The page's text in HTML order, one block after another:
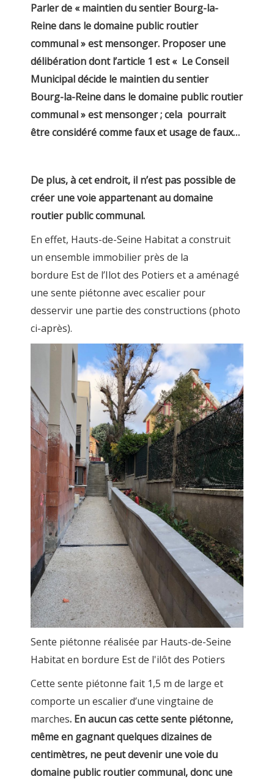
Parler de « maintien du sentier Bourg-la-
Reine dans le domaine public routier
communal » est mensonger. Proposer une
délibération dont l’article 1 est « Le Conseil
Municipal décide le maintien du sentier
Bourg-la-Reine dans le domaine public routier
communal » est mensonger ; cela pourrait
être considéré comme faux et usage de faux…
De plus, à cet endroit, il n’est pas possible de
créer une voie appartenant au domaine
routier public communal.
En effet, Hauts-de-Seine Habitat a construit
un ensemble immobilier près de la
bordure Est de l’Ilot des Potiers et a aménagé
une sente piétonne avec escalier pour
desservir une partie des constructions (photo
ci-après).
Sente piétonne réalisée par Hauts-de-Seine
Habitat en bordure Est de l'ilôt des Potiers
Cette sente piétonne fait 1,5 m de large et
comporte un escalier d’une vingtaine de
marches. En aucun cas cette sente piétonne,
même en gagnant quelques dizaines de
centimètres, ne peut devenir une voie du
domaine public routier communal, donc une